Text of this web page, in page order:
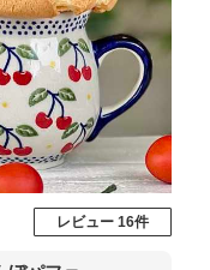
レビュー 16件